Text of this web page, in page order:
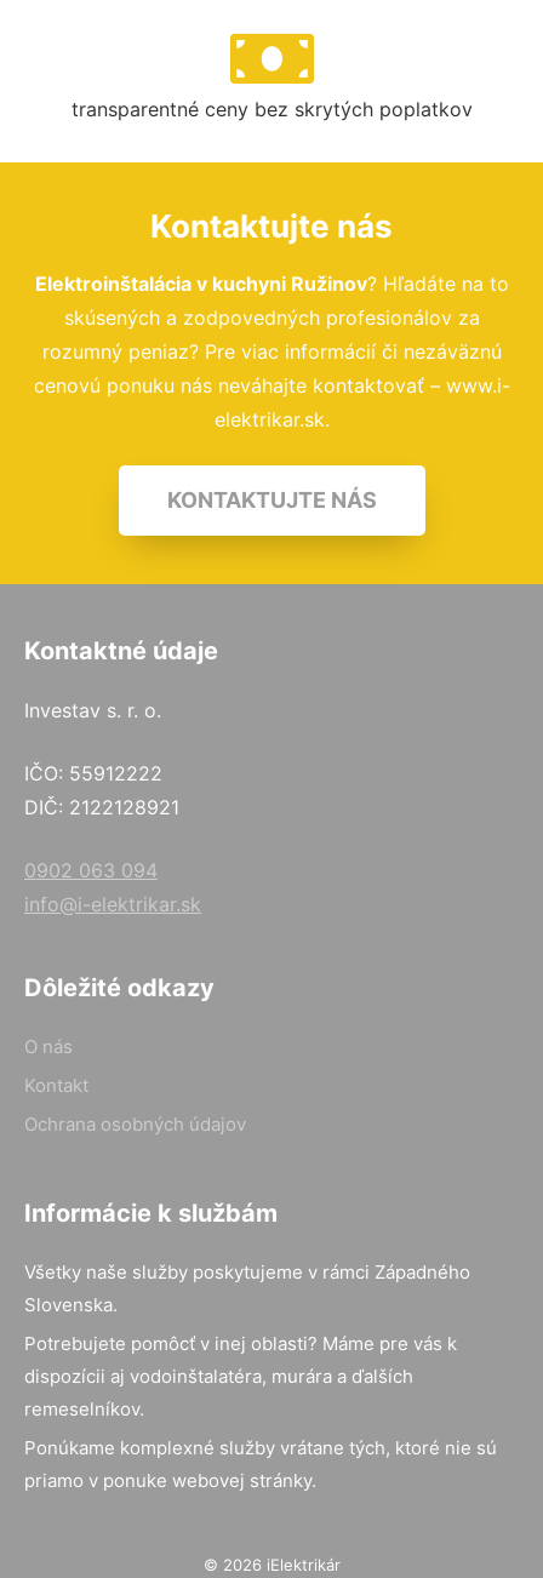
transparentné ceny bez skrytých poplatkov
Kontaktujte nás
Elektroinštalácia v kuchyni Ružinov? Hľadáte na to
skúsených a zodpovedných profesionálov za
rozumný peniaz? Pre viac informácií či nezáväznú
cenovú ponuku nás neváhajte kontaktovať – www.i-
elektrikar.sk.
KONTAKTUJTE NÁS
Kontaktné údaje
Investav s. r. o.
IČO: 55912222
DIČ: 2122128921
0902 063 094
info@i-elektrikar.sk
Dôležité odkazy
O nás
Kontakt
Ochrana osobných údajov
Informácie k službám
Všetky naše služby poskytujeme v rámci Západného
Slovenska.
Potrebujete pomôcť v inej oblasti? Máme pre vás k
dispozícii aj vodoinštalatéra, murára a ďalších
remeselníkov.
Ponúkame komplexné služby vrátane tých, ktoré nie sú
priamo v ponuke webovej stránky.
© 2026 iElektrikár